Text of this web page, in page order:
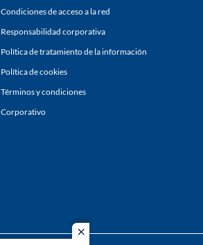
close
Condiciones de acceso a la red
Responsabilidad corporativa
Política de tratamiento de la información
Política de cookies
Términos y condiciones
Corporativo